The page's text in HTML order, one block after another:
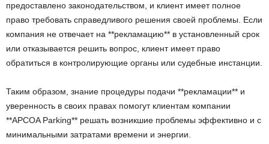
предоставлено законодательством, и клиент имеет полное
право требовать справедливого решения своей проблемы. Если
компания не отвечает на **рекламацию** в установленный срок
или отказывается решить вопрос, клиент имеет право
обратиться в контролирующие органы или судебные инстанции.
Таким образом, знание процедуры подачи **рекламации** и
уверенность в своих правах помогут клиентам компании
**APCOA Parking** решать возникшие проблемы эффективно и с
минимальными затратами времени и энергии.